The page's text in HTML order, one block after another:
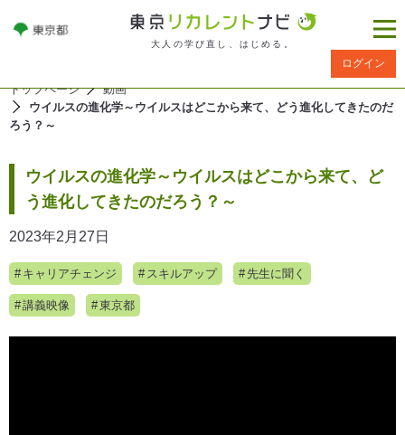
大人の学び直し、はじめる。
ログイン
トップページ
動画
ウイルスの進化学～ウイルスはどこから来て、どう進化してきたのだ
ろう？～
ウイルスの進化学～ウイルスはどこから来て、ど
う進化してきたのだろう？～
2023年2月27日
キャリアチェンジ スキルアップ 先生に聞く
講義映像 東京都